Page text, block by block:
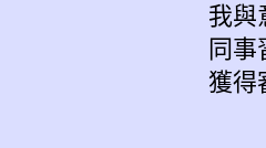
我與
同事
獲得